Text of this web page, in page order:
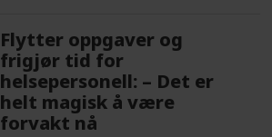
Flytter oppgaver og
frigjør tid for
helsepersonell: – Det er
helt magisk å være
forvakt nå